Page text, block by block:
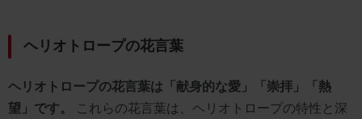
ヘリオトロープの花言葉
ヘリオトロープの花言葉は「献身的な愛」「崇拝」「熱
望」です。
これらの花言葉は、ヘリオトロープの特性と深